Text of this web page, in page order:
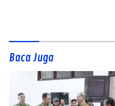
Baca Juga